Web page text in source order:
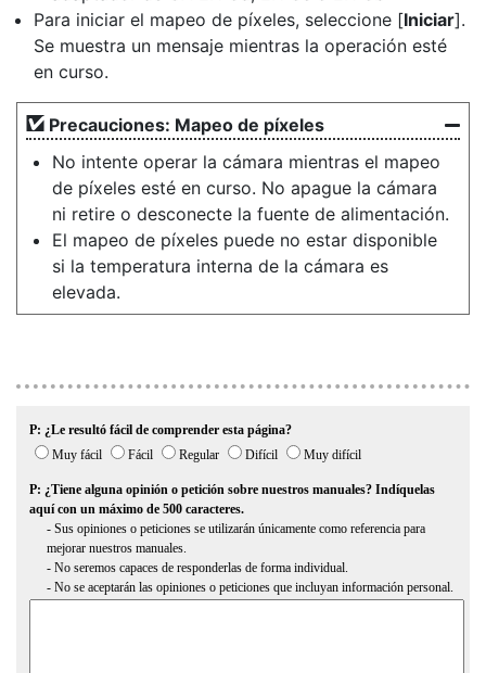
Para iniciar el mapeo de píxeles, seleccione [Iniciar].
Se muestra un mensaje mientras la operación esté
en curso.
Precauciones: Mapeo de píxeles
No intente operar la cámara mientras el mapeo
de píxeles esté en curso. No apague la cámara
ni retire o desconecte la fuente de alimentación.
El mapeo de píxeles puede no estar disponible
si la temperatura interna de la cámara es
elevada.